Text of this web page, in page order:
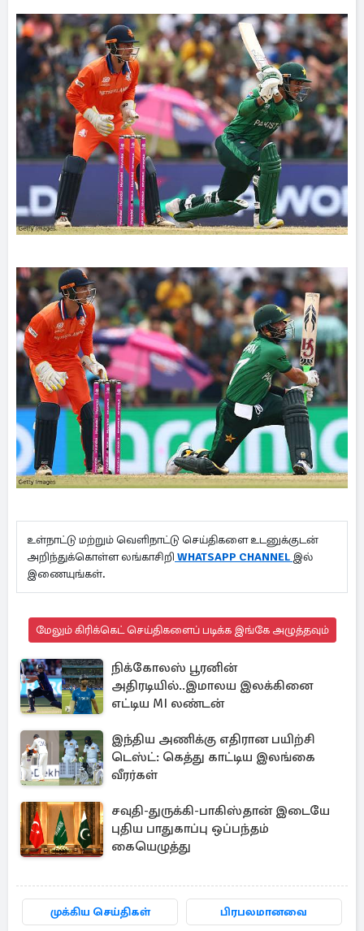
உள்நாட்டு மற்றும் வெளிநாட்டு செய்திகளை உடனுக்குடன்
அறிந்துக்கொள்ள லங்காசிறி WHATSAPP CHANNEL இல்
இணையுங்கள்.
மேலும் கிரிக்கெட் செய்திகளைப் படிக்க இங்கே அழுத்தவும்
நிக்கோலஸ் பூரனின்
அதிரடியில்..இமாலய இலக்கினை
எட்டிய MI லண்டன்
இந்திய அணிக்கு எதிரான பயிற்சி
டெஸ்ட்: கெத்து காட்டிய இலங்கை
வீரர்கள்
சவுதி-துருக்கி-பாகிஸ்தான் இடையே
புதிய பாதுகாப்பு ஒப்பந்தம்
கையெழுத்து
முக்கிய செய்திகள் பிரபலமானவை